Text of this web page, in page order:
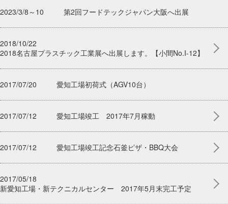
2023/3/8～10 第2回フードテックジャパン大阪へ出展
2018/10/22
2018名古屋プラスチック工業展へ出展します。【小間No.I-12】
2017/07/20 愛知工場初荷式（AGV10台）
2017/07/12 愛知工場竣工 2017年7月稼動
2017/07/12 愛知工場竣工記念石釜ピザ・BBQ大会
2017/05/18
新愛知工場・新テクニカルセンター 2017年5月末完工予定